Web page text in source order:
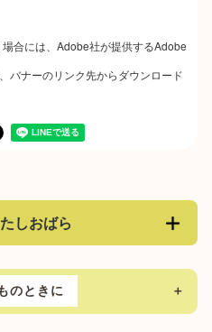
合には、Adobe社が提供するAdobe
バナーのリンク先からダウンロード
しおばら
のときに ＋